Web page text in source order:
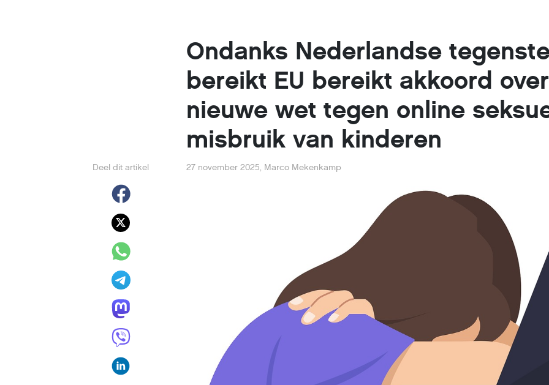
Ondanks Nederlandse
bereikt EU bereikt akkoord over
nieuwe wet tegen online
misbruik van kinderen
Deel dit artikel 27 november 2025, Marco Mekenkamp